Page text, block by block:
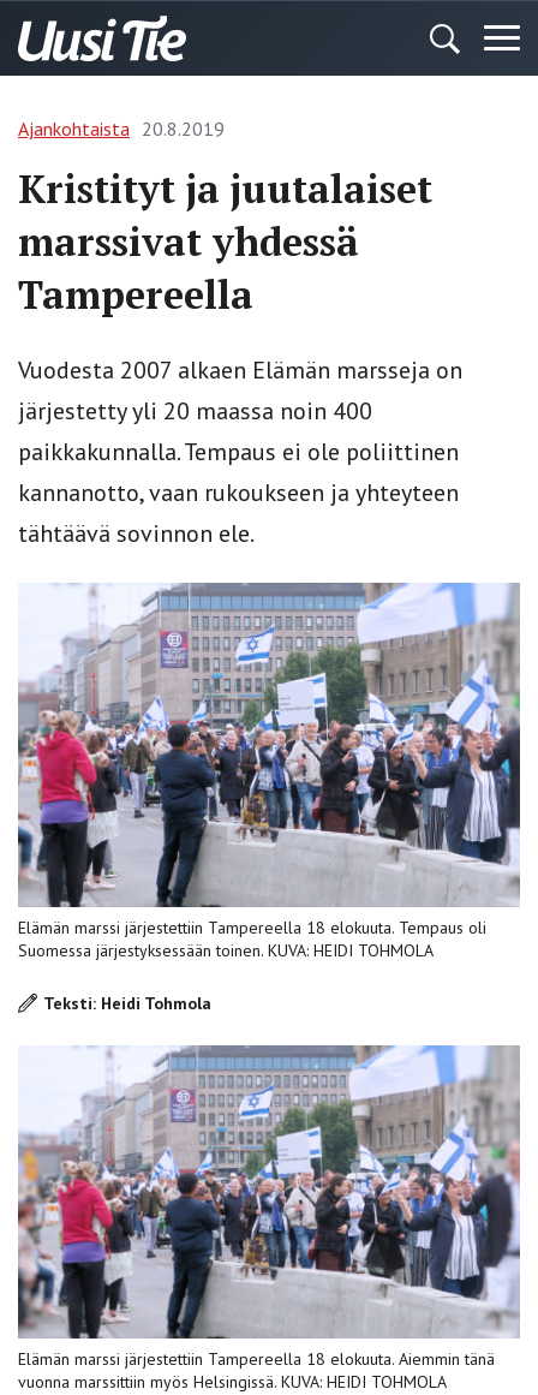
Ajankohtaista 20.8.2019
Kristityt ja juutalaiset
marssivat yhdessä
Tampereella
Vuodesta 2007 alkaen Elämän marsseja on
järjestetty yli 20 maassa noin 400
paikkakunnalla. Tempaus ei ole poliittinen
kannanotto, vaan rukoukseen ja yhteyteen
tähtäävä sovinnon ele.
Elämän marssi järjestettiin Tampereella 18 elokuuta. Tempaus oli
Suomessa järjestyksessään toinen. KUVA: HEIDI TOHMOLA
Teksti: Heidi Tohmola
Elämän marssi järjestettiin Tampereella 18 elokuuta. Aiemmin tänä
vuonna marssittiin myös Helsingissä. KUVA: HEIDI TOHMOLA